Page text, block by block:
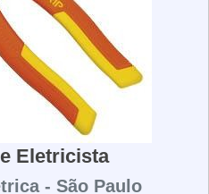
alicates de crimpar são a
de usar, seguros e
ótima opção para qualquer
Eletricista
- São Paulo